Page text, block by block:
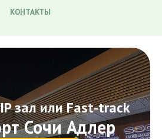
КОНТАКТЫ
зал или Fast-track
Сочи Адлер